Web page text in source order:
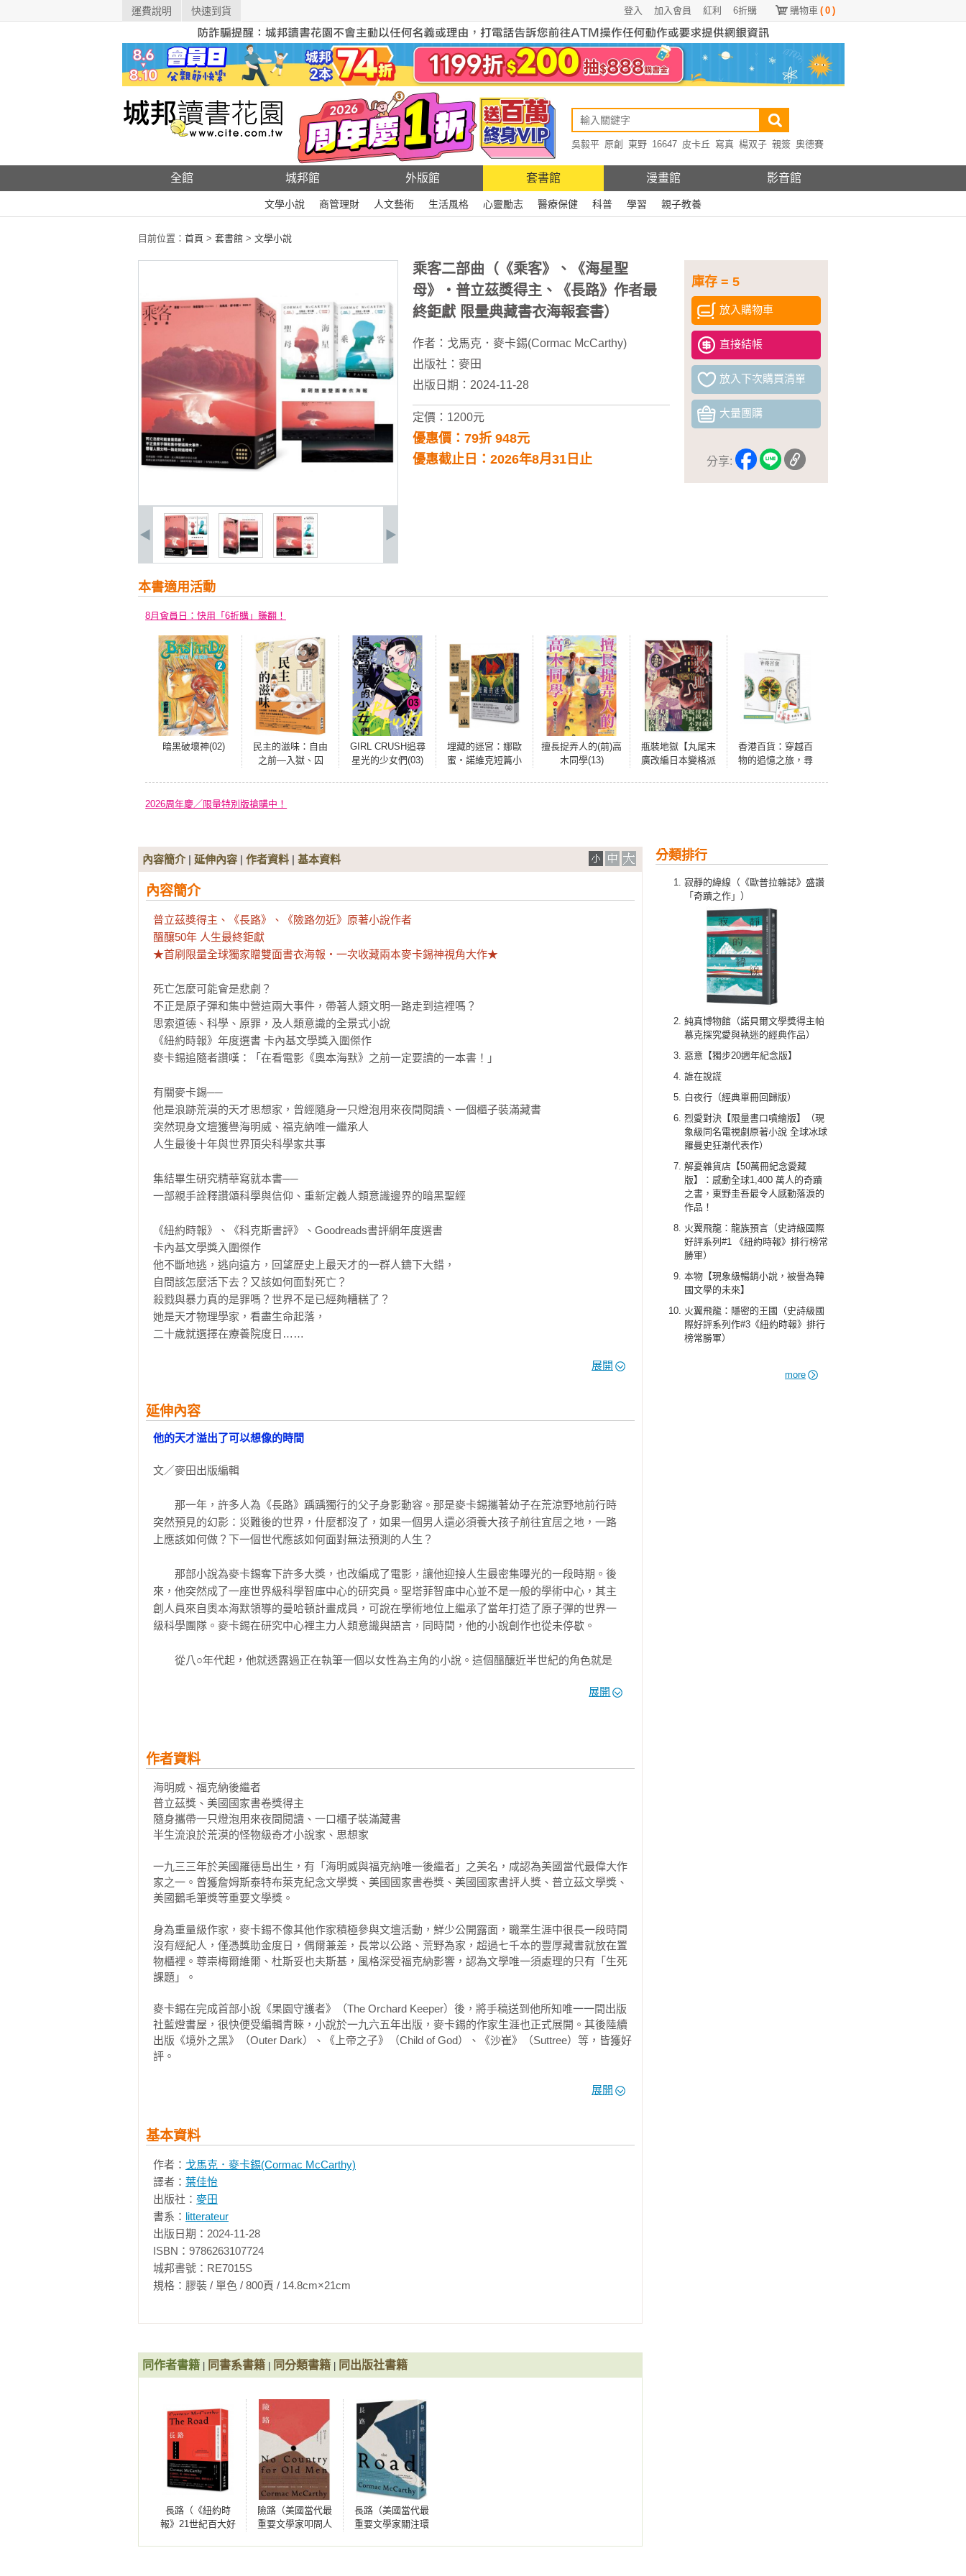
運費說明 快速到貨 購物車 ( 0 )
6折購
紅利
加入會員
登入
吳毅平 原創 東野 16647 皮卡丘 寫真 楊双子 親簽 奧德賽
全館 城邦館 外版館 套書館 漫畫館 影音館
文學小說 商管理財 人文藝術 生活風格 心靈勵志 醫療保健 科普 學習 親子教養
目前位置： 首頁 > 套書館 > 文學小說
庫存 = 5
放入購物車
直接結帳
放入下次購買清單
大量團購
分享:
乘客二部曲（《乘客》、《海星聖
母》‧普立茲獎得主、《長路》作者最
終鉅獻 限量典藏書衣海報套書）
作者： 戈馬克．麥卡錫(Cormac McCarthy)
出版社： 麥田
出版日期：2024-11-28
定價：1200元
優惠價：79折 948元
優惠截止日：2026年8月31日止
本書適用活動
8月會員日：快用「6折購」賺翻！
暗黑破壞神(02)
民主的滋味：自由
之前—入獄、囚
與反抗（全新增訂
GIRL CRUSH追尋
星光的少女們(03)
埋藏的迷宮：娜歐
蜜‧諾維克短篇小
擅長捉弄人的(前)高
木同學(13)
瓶裝地獄【丸尾末
廣改編日本變格派
香港百貨：穿越百
物的追憶之旅，尋
2026周年慶／限量特別版搶購中！
分類排行
寂靜的緯線（《歐普拉雜誌》盛讚
「奇蹟之作」）
純真博物館（諾貝爾文學獎得主帕
慕克探究愛與執迷的經典作品）
惡意【獨步20週年紀念版】
誰在說謊
白夜行（經典單冊回歸版）
烈愛對決【限量書口噴繪版】（現
象級同名電視劇原著小說 全球冰球
羅曼史狂潮代表作）
解憂雜貨店【50萬冊紀念愛藏
版】：感動全球1,400 萬人的奇蹟
之書，東野圭吾最令人感動落淚的
作品！
火翼飛龍：龍族預言（史詩級國際
好評系列#1 《紐約時報》排行榜常
勝軍）
本物【現象級暢銷小說，被譽為韓
國文學的未來】
火翼飛龍：隱密的王國（史詩級國
際好評系列作#3《紐約時報》排行
榜常勝軍）
more
內容簡介| 延伸內容 | 作者資料 | 基本資料
內容簡介
普立茲獎得主、《長路》、《險路勿近》原著小說作者
醞釀50年 人生最終鉅獻
★首刷限量全球獨家贈雙面書衣海報‧一次收藏兩本麥卡錫神視角大作★
死亡怎麼可能會是悲劇？
不正是原子彈和集中營這兩大事件，帶著人類文明一路走到這裡嗎？
思索道德、科學、原罪，及人類意識的全景式小說
《紐約時報》年度選書 卡內基文學獎入圍傑作
麥卡錫追隨者讚嘆：「在看電影《奧本海默》之前一定要讀的一本書！」
有關麥卡錫──
他是浪跡荒漠的天才思想家，曾經隨身一只燈泡用來夜間閱讀、一個櫃子裝滿藏書
突然現身文壇獲譽海明威、福克納唯一繼承人
人生最後十年與世界頂尖科學家共事
集結畢生研究精華寫就本書──
一部親手詮釋讚頌科學與信仰、重新定義人類意識邊界的暗黑聖經
《紐約時報》、《科克斯書評》、Goodreads書評網年度選書
卡內基文學獎入圍傑作
他不斷地逃，逃向遠方，回望歷史上最天才的一群人鑄下大錯，
自問該怎麼活下去？又該如何面對死亡？
殺戮與暴力真的是罪嗎？世界不是已經夠糟糕了？
她是天才物理學家，看盡生命起落，
二十歲就選擇在療養院度日……
1‧麥卡錫是曾獲歐普拉、《西方正典》作者哈洛‧卜倫、《斷背山》作者安妮．普露盛讚，畢生致力
科學與哲學研究的當代奇才小說家。歐普拉曾讚美他是美國當代最重要的一位作家，作家在小說中灌
注畢生思辨過程，可謂是「記錄人間起落」的全景式小說
克納，又多了一絲海明威昂揚的陽剛氣息，更遙遙呼應韋勒貝克對人類文明徹底失去信心的通透觀察
《歐普拉日報》一致推薦
有關《乘客》──
繼承了天才資質的兄妹倆，為什麼一生像逃犯一般自我放逐？
男人在黑暗裡跳入海中墜機殘骸，奉命尋找空難後遺失的黑盒子。
沒想到任務尚未達成，反而成了竊奪機密的嫌疑人。
他開始收拾家當，告別一切，尋找下一個落腳處，卻不斷有人追在他的身後。
直到瀕臨死亡深淵的邊界……
達半世紀的畢生鉅獻「乘客二部曲」。《乘客》與《海星聖母》二作互為表裡，集結麥卡錫畢生針對
道德、科學、哲學，以及人類意識潛在瘋狂的「神視角」洞察，鳥瞰文明一路至此人類壯闊的集體心
靈風景。
有關《海星聖母》──
為什麼選擇遁隱於世？
他們說我瘋狂，我卻是因為太過清醒而放棄人生。
活著，就是一場漫長的思辨。
她的精神狀態無法被現有的任何測驗定義，
她預見自己的命運，和全人類的命運……
也是一口斷定人生毫無意義的瘋狂之人。
她最清醒的選擇，就是在青春正盛之際，
拎著一只裝滿紙鈔的塑膠袋走進療養院，
打算在此度過餘生。
只好派出諮商師與她晤談，試圖拼湊出一張病歷表，
沒想到繼承了父親天才資質的女孩卻有如一座無法辨識的黑洞。
她說引爆戰爭的原子彈，就像火和語言一樣，
是人類文明史上最重要的三大發明之一；
又說現今的科學進展最大的障礙是人類過度的「同理心」。
在她決定放棄生命之際，回顧自己的一生也恍若反思整座燦爛的人類文明，
她最終的思考是自我迴圈的語言迷宮？還是揭開真相的救贖箴言？
在《乘客》問世一個多月後，同樣震驚文壇的《海星聖母》也相繼上市，作為二部曲之結尾，承接
強大的作品之一，成就更勝《血色子午線》及《長路》」。
「哀慟是生命的要素。沒有哀慟的生命根本算不上生命。可是悔恨是監獄。你極度珍視的一部分自我
永遠被尖樁釘在一個你再也無法找到也永遠無法忘懷的十字路口上。」
「讓愛因斯坦困擾的不只量子骰子。還有潛藏其中的整體概念。包括現實本身的不確定性。他年輕時
讀叔本華可是覺得自己的成長已經超越他。而現在他透過無從爭辯的物理理論形式回歸了——有些人
是這麼說的吧。」
「寬容只是個人職責。世間有集體仇恨、有集體哀慟。還有集體復仇，甚至是集體自殺。可是卻沒有
展開
延伸內容
他的天才溢出了可以想像的時間
文／麥田出版編輯
那一年，許多人為《長路》踽踽獨行的父子身影動容。那是麥卡錫攜著幼子在荒涼野地前行時
突然預見的幻影：災難後的世界，什麼都沒了，如果一個男人還必須養大孩子前往宜居之地，一路
上應該如何做？下一個世代應該如何面對無法預測的人生？
那部小說為麥卡錫奪下許多大獎，也改編成了電影，讓他迎接人生最密集曝光的一段時期。後
來，他突然成了一座世界級科學智庫中心的研究員。聖塔菲智庫中心並不是一般的學術中心，其主
創人員來自奧本海默領導的曼哈頓計畫成員，可說在學術地位上繼承了當年打造了原子彈的世界一
級科學團隊。麥卡錫在研究中心裡主力人類意識與語言，同時間，他的小說創作也從未停歇。
從八○年代起，他就透露過正在執筆一個以女性為主角的小說。這個醞釀近半世紀的角色就是
般的行動和語言創造的小說迷宮，再看妹妹艾莉西亞遁逃至療養院，解答哥哥未說清楚的謎團，並
在艾莉西亞的諮商對話中看她如何娓娓道出對世界的清明理解與決絕的厭棄，彷彿觀賞著一座全景
式人類文明錦繡。
許多讀者認為，艾莉西亞通透哲學與科學的睿智話語，將帶來創傷的原子彈看成文明的重要進
他是人稱海明威、福克納的後繼者，一生傳奇，前半生流連於荒漠，隨身攜帶一只燈泡用來夜
間閱讀、一口活動鐵櫃裝滿藏書。哲人已遠去，其怪物級天才可說溢出了我們能度量的時間。作為
展開
作者資料
海明威、福克納後繼者
普立茲獎、美國國家書卷獎得主
隨身攜帶一只燈泡用來夜間閱讀、一口櫃子裝滿藏書
半生流浪於荒漠的怪物級奇才小說家、思想家
一九三三年於美國羅德島出生，有「海明威與福克納唯一後繼者」之美名，咸認為美國當代最偉大作
家之一。曾獲詹姆斯泰特布萊克紀念文學獎、美國國家書卷獎、美國國家書評人獎、普立茲文學獎、
美國鵝毛筆獎等重要文學獎。
身為重量級作家，麥卡錫不像其他作家積極參與文壇活動，鮮少公開露面，職業生涯中很長一段時間
沒有經紀人，僅憑獎助金度日，偶爾兼差，長常以公路、荒野為家，超過七千本的豐厚藏書就放在置
物櫃裡。尊崇梅爾維爾、杜斯妥也夫斯基，風格深受福克納影響，認為文學唯一須處理的只有「生死
課題」。
麥卡錫在完成首部小說《果園守護者》（The Orchard Keeper）後，將手稿送到他所知唯一一間出版
社藍燈書屋，很快便受編輯青睞，小說於一九六五年出版，麥卡錫的作家生涯也正式展開。其後陸續
出版《境外之黑》（Outer Dark）、《上帝之子》（Child of God）、《沙崔》（Suttree）等，皆獲好
評。
一九八五年的《血色子午線》（Blood Meridian）為麥卡錫創作生涯的轉捩點。此書受到高度評價，也
廣受大眾注意，將麥卡錫推向暢銷作家之林。生性低調的他也在此時首度接受媒體專訪。
二○○五年發表的《險路》書名借自愛爾蘭詩人葉慈的詩句，獲媒體與文壇普遍好評。《斷背山》作者
安妮‧普露、劇作家山姆‧謝普皆盛讚。二○○七年柯恩兄弟改編為電影《險路勿近》，席捲奧斯卡金
像獎等全球重要影展，一共奪得七十六座獎項、一百零九項提名，被視為千禧年後最偉大電影之一。
二○○六年，《長路》大受矚目，不僅獲數十家國際媒體及歐普拉讀書俱樂部選為年度好書，更囊括詹
姆斯泰特布萊克紀念文學獎、普立茲小說獎、美國鵝毛筆獎等獎項。在歐普拉的專訪中，麥卡錫自述
本書靈感源自一次與幼子同行的德州之旅，他突然好奇旅途中的荒野在未來會是什麼模樣，接著靈感
湧現，四年後寫成關懷人性的巨作《長路》。本書叫好叫座，改編為電影《末路浩劫》。歐普拉讚
嘆，《長路》是新世紀美國第一部偉大的文學作品。
麥卡錫關注世界的動向與人類心智無法自拔的墮落現象，交織科學與哲學思索，宛若二十一世紀的福
曾與湯瑪斯‧品瓊、唐‧德里羅、菲利普‧羅斯並列於《西方正典》作者哈洛．卜倫的「美國當代四
大小說家」。索爾‧貝婁曾讚美他的作品「與生死拚搏的語言運用強而有力」。
二○一四年起麥卡錫於全球最大科技智庫之一聖塔菲智庫中心擔任研究員，聖塔菲智庫中心由與奧本海
默一起打造原子彈的洛斯阿拉莫斯實驗室成員主創，致力於複合系統的跨領域研究，麥卡錫與科學家
們共事研究，主力研究人類意識與語言的起源。二○一七年發表分析潛意識與語言系統的哲學散文《凱
庫勒問題》。二○二二年秋季，《乘客》、《海星聖母》相隔六週問世，獨樹一格的語言實驗與創作野
心震驚文壇，至今已翻譯為十餘種語言於全球發行。翌年夏季，麥卡錫逝世於聖塔菲智庫中心，享壽
八十九歲。
相關著作：《乘客（乘客二部曲I）》《海星聖母（乘客二部曲II）》《險路（美國當代最重要文學家叩
問人性顛峰之作‧10週年典藏版）》《長路（美國當代最重要文學家關注環境與人性之巨著‧10週年
典藏版）》"
展開
基本資料
作者： 戈馬克．麥卡錫(Cormac McCarthy)
譯者： 葉佳怡
出版社： 麥田
書系： litterateur
出版日期：2024-11-28
ISBN：9786263107724
城邦書號：RE7015S
規格：膠裝 / 單色 / 800頁 / 14.8cm×21cm
同作者書籍 同書系書籍 同分類書籍 同出版社書籍
長路（《紐約時
報》21世紀百大好
險路（美國當代最
重要文學家叩問人
長路（美國當代最
重要文學家關注環